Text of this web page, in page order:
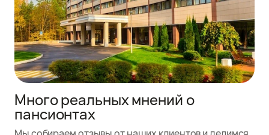
Много реальных мнений о
пансионтах